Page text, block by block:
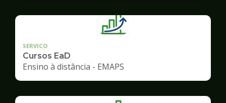
SERVICO
Cursos EaD
Ensino à distância - EMAPS